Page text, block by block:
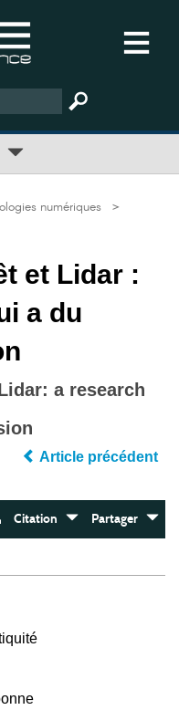
numériques >
et Lidar :
a du
a research
Article précédent
Citation Partager